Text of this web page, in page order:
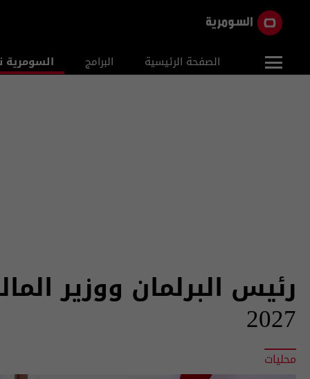
الصفحة الرئيسية البرامج السومرية
رئيس البرلمان ووزير
2027
محليات